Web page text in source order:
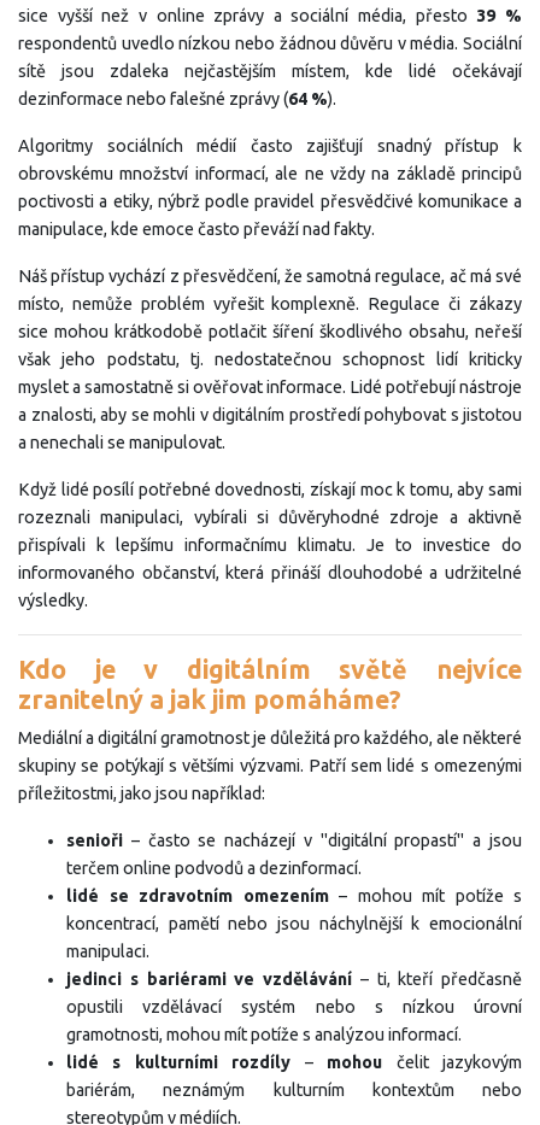
sice vyšší než v online zprávy a sociální média, přesto 39 %
respondentů uvedlo nízkou nebo žádnou důvěru v média. Sociální
sítě jsou zdaleka nejčastějším místem, kde lidé očekávají
dezinformace nebo falešné zprávy (64 %).
Algoritmy sociálních médií často zajišťují snadný přístup k
obrovskému množství informací, ale ne vždy na základě principů
poctivosti a etiky, nýbrž podle pravidel přesvědčivé komunikace a
manipulace, kde emoce často převáží nad fakty.
Náš přístup vychází z přesvědčení, že samotná regulace, ač má své
místo, nemůže problém vyřešit komplexně. Regulace či zákazy
sice mohou krátkodobě potlačit šíření škodlivého obsahu, neřeší
však jeho podstatu, tj. nedostatečnou schopnost lidí kriticky
myslet a samostatně si ověřovat informace. Lidé potřebují nástroje
a znalosti, aby se mohli v digitálním prostředí pohybovat s jistotou
a nenechali se manipulovat.
Když lidé posílí potřebné dovednosti, získají moc k tomu, aby sami
rozeznali manipulaci, vybírali si důvěryhodné zdroje a aktivně
přispívali k lepšímu informačnímu klimatu. Je to investice do
informovaného občanství, která přináší dlouhodobé a udržitelné
výsledky.
Kdo je v digitálním světě nejvíce
zranitelný a jak jim pomáháme?
Mediální a digitální gramotnost je důležitá pro každého, ale některé
skupiny se potýkají s většími výzvami. Patří sem lidé s omezenými
příležitostmi, jako jsou například:
senioři – často se nacházejí v "digitální propastí" a jsou
terčem online podvodů a dezinformací.
lidé se zdravotním omezením– mohou mít potíže s
koncentrací, pamětí nebo jsou náchylnější k emocionální
manipulaci.
jedinci s bariérami ve vzdělávání – ti, kteří předčasně
opustili vzdělávací systém nebo s nízkou úrovní
gramotnosti, mohou mít potíže s analýzou informací.
lidé s kulturními rozdíly – mohou čelit jazykovým
bariérám, neznámým kulturním kontextům nebo
stereotypům v médiích.